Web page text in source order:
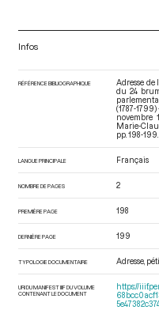
Infos
RÉFÉRENCE BIBLIOGRAPHIQUE
Adresse de
du 24
(1787-
novembre
Marie-
pp. 198-199.
LANGUE PRINCIPALE Français
NOMBRE DE PAGES 2
PREMIÈRE PAGE 198
DERNIÈRE PAGE 199
TYPOLOGIE DOCUMENTAIRE Adresse,
URI DU MANIFEST IIIF DU VOLUME
CONTENANT LE DOCUMENT
https://